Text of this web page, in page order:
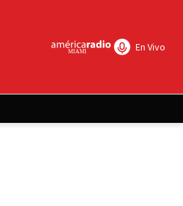
En Vivo